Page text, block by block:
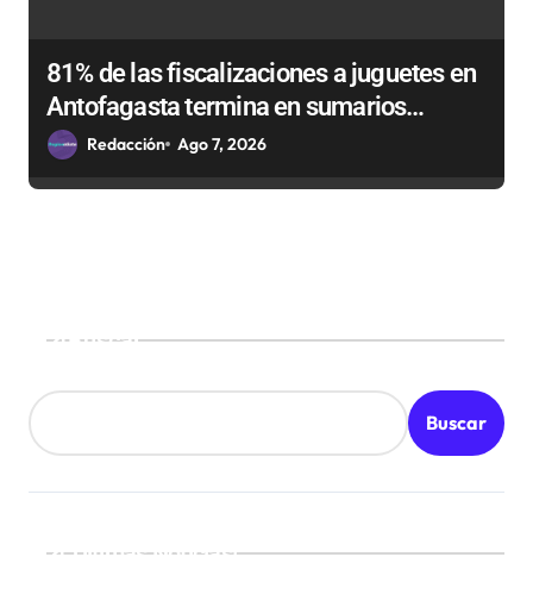
81% de las fiscalizaciones a juguetes en
Antofagasta termina en sumarios
sanitarios
Redacción Ago 7, 2026
Buscar
Buscar
¡Ultimas Noticias!